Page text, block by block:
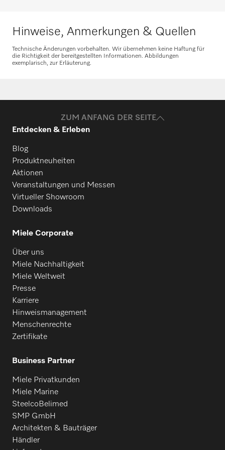
Ersatzteile anfragen
Hinweise, Anmerkungen & Quellen
Technische Änderungen vorbehalten. Wir übernehmen keine Haftung für
die Richtigkeit der bereitgestellten Informationen. Abbildungen
exemplarisch, zur Erläuterung.
ZUM ANFANG DER SEITE
Entdecken & Erleben
Blog
Produktneuheiten
Aktionen
Veranstaltungen und Messen
Virtueller Showroom
Downloads
Miele Corporate
Über uns
Miele Nachhaltigkeit
Miele Weltweit
Presse
Karriere
Hinweismanagement
Menschenrechte
Zertifikate
Business Partner
Miele Privatkunden
Miele Marine
SteelcoBelimed
SMP GmbH
Architekten & Bauträger
Händler